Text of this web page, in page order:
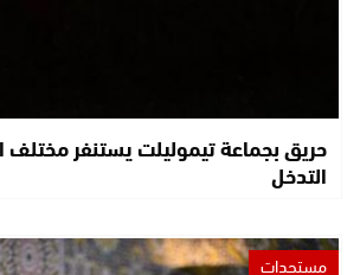
حريق بجماعة تيموليلت يستنفر
التدخل
مستجدات